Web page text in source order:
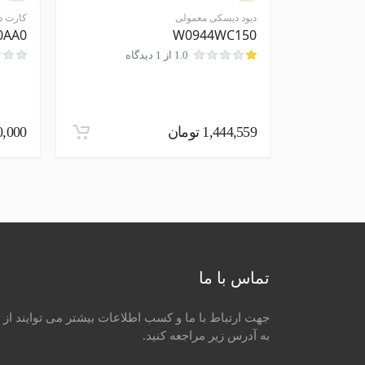
ارسال نظر در مورد این محصول
دیود دیسکی معمولی
W0944WC150
1.0 از 1 دیدگاه
1,444,559 تومان
کارت
تماس با ما
جهت ارتباط با ما و کسب اطلاعات بیشتر می توایند از
به آدرس زیر مراجعه کنید.